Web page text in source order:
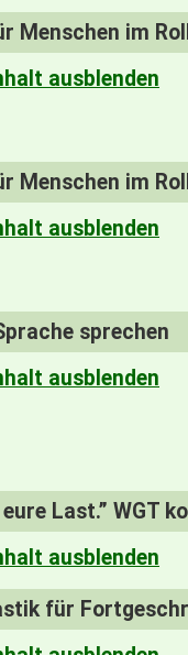
Menschen im
ausblenden
Menschen im
ausblenden
sprechen
ausblenden
Last.” WGT
ausblenden
für